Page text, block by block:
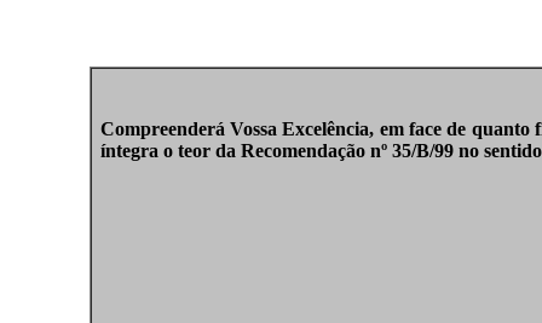
Compreenderá Vossa Excelência, em face de
íntegra o teor da Recomendação nº 35/B/99 no